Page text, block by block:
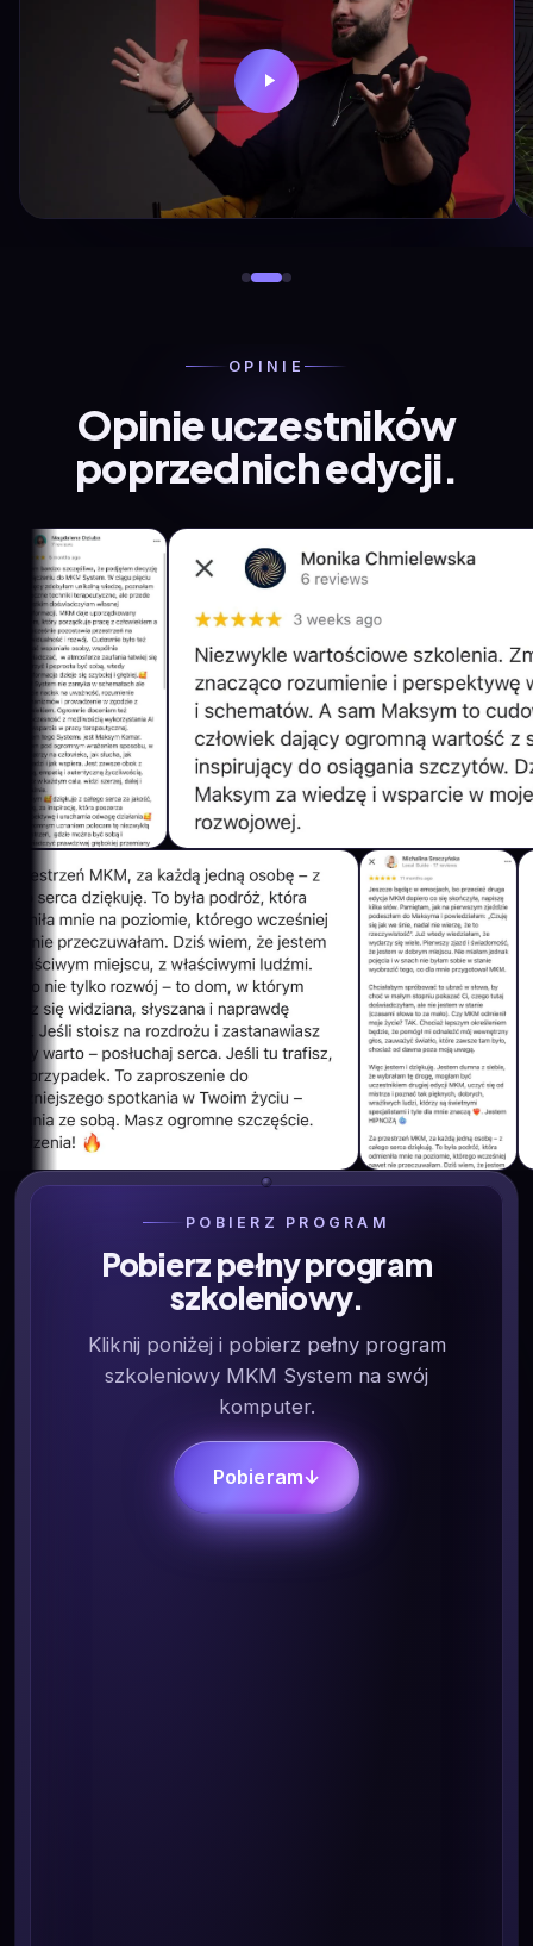
OPINIE
Opinie uczestników
poprzednich edycji.
POBIERZ PROGRAM
Pobierz pełny program
szkoleniowy.
Kliknij poniżej i pobierz pełny program
szkoleniowy MKM System na swój
komputer.
Pobieram↓